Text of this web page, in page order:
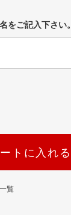
をご記入下さい。
トに入れる
覧